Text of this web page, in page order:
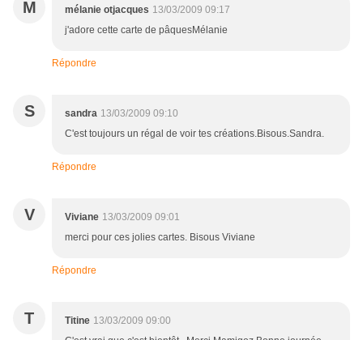
M mélanie otjacques 13/03/2009 09:17
j'adore cette carte de pâquesMélanie
Répondre
S sandra 13/03/2009 09:10
C'est toujours un régal de voir tes créations.Bisous.Sandra.
Répondre
V Viviane 13/03/2009 09:01
merci pour ces jolies cartes. Bisous Viviane
Répondre
T Titine 13/03/2009 09:00